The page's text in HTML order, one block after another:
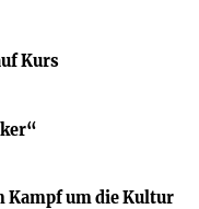
Kurs
Kampf um die Kultur